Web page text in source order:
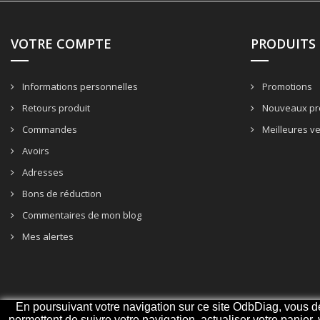
VOTRE COMPTE
Informations personnelles
Retours produit
Commandes
Avoirs
Adresses
Bons de réduction
Commentaires de mon blog
Mes alertes
PRODUITS
Promotions
Nouveaux
Meilleures
En poursuivant votre navigation sur ce site OdbDiag, vous